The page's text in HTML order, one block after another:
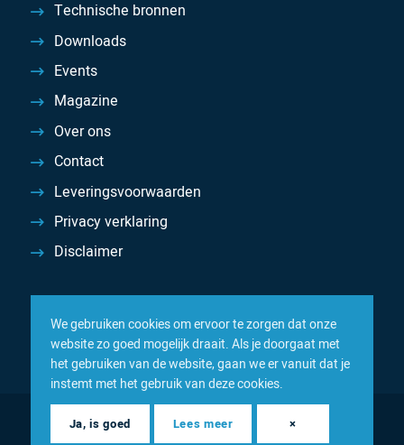
Technische bronnen
Downloads
Events
Magazine
Over ons
Contact
Leveringsvoorwaarden
Privacy verklaring
Disclaimer
© 2026 Inacom — Sterk in spareparts, consumables en
We gebruiken cookies om ervoor te zorgen dat onze
website zo goed mogelijk draait. Als je doorgaat met
het gebruiken van de website, gaan we er vanuit dat je
instemt met het gebruik van deze cookies.
Ja, is goed Lees meer ×